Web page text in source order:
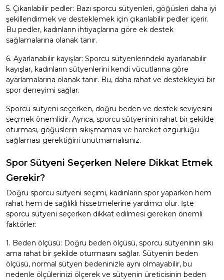
5. Çıkarılabilir pedler: Bazı sporcu sütyenleri, göğüsleri daha iyi
şekillendirmek ve desteklemek için çıkarılabilir pedler içerir.
Bu pedler, kadınların ihtiyaçlarına göre ek destek
sağlamalarına olanak tanır.
6. Ayarlanabilir kayışlar: Sporcu sütyenlerindeki ayarlanabilir
kayışlar, kadınların sütyenlerini kendi vücutlarına göre
ayarlamalarına olanak tanır. Bu, daha rahat ve destekleyici bir
spor deneyimi sağlar.
Sporcu sütyeni seçerken, doğru beden ve destek seviyesini
seçmek önemlidir. Ayrıca, sporcu sütyeninin rahat bir şekilde
oturması, göğüslerin sıkışmaması ve hareket özgürlüğü
sağlaması gerektiğini unutmamalısınız.
Spor Sütyeni Seçerken Nelere Dikkat Etmek
Gerekir?
Doğru sporcu sütyeni seçimi, kadınların spor yaparken hem
rahat hem de sağlıklı hissetmelerine yardımcı olur. İşte
sporcu sütyeni seçerken dikkat edilmesi gereken önemli
faktörler:
1. Beden ölçüsü: Doğru beden ölçüsü, sporcu sütyeninin sıkı
ama rahat bir şekilde oturmasını sağlar. Sütyenin beden
ölçüsü, normal sütyen bedeninizle aynı olmayabilir, bu
nedenle ölçülerinizi ölçerek ve sütyenin üreticisinin beden